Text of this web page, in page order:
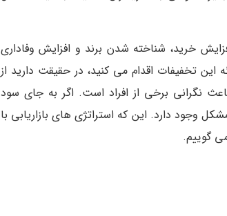
خرید، شناخته شدن برند و افزایش وفاداری
تخفیفات اقدام می کنید، در حقیقت دارید از
برخی از افراد است. اگر به جای سود
وجود دارد. این که استراتژی های بازاریابی با
گوییم.